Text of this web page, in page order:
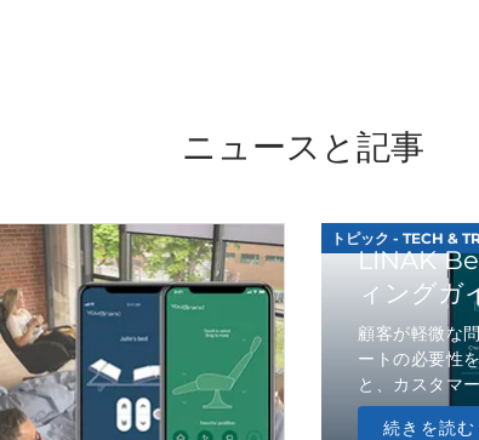
ニュースと記事
トピック - TECH &
LINAK
ィングガ
顧客が軽微な
ートの必要性
と、カスタマ
続きを読む